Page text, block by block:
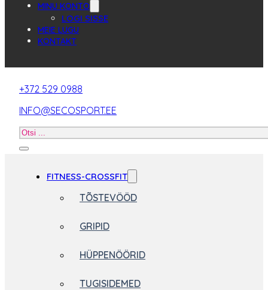
MINU KONTO
LOGI SISSE
MEIE LUGU
KONTAKT
+372 529 0988
INFO@SECOSPORT.EE
Otsi
FITNESS-CROSSFIT
TÕSTEVÖÖD
GRIPID
HÜPPENÖÖRID
TUGISIDEMED